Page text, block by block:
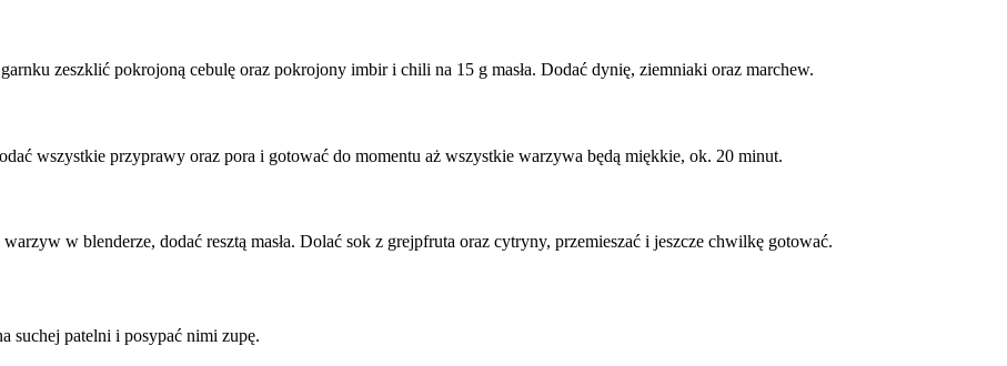
zeszklić pokrojoną cebulę oraz pokrojony imbir i chili na 15 g masła. Dodać dynię, ziemniaki oraz marchew.
wszystkie przyprawy oraz pora i gotować do momentu aż wszystkie warzywa będą miękkie, ok. 20 minut.
w blenderze, dodać resztą masła. Dolać sok z grejpfruta oraz cytryny, przemieszać i jeszcze chwilkę gotować.
suchej patelni i posypać nimi zupę.